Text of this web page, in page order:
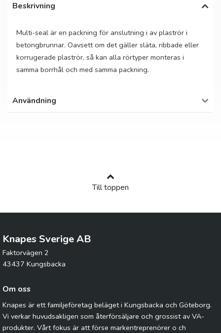
Beskrivning
Multi-seal är en packning för anslutning i av plaströr i
betongbrunnar. Oavsett om det gäller släta, ribbade eller
korrugerade plaströr, så kan alla rörtyper monteras i
samma borrhål och med samma packning.
Användning
Till toppen
Knapes Sverige AB
Faktorvägen 2
43437 Kungsbacka
Om oss
Knapes är ett familjeföretag beläget i Kungsbacka och Göteborg.
Vi verkar huvudsakligen som återförsäljare och grossist av VA-
produkter. Vårt fokus är att förse markentreprenörer o ch